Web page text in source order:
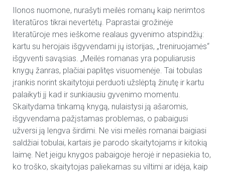
Ilonos nuomone, nurašyti meilės romanų kaip nerimtos
literatūros tikrai nevertėtų. Paprastai grožinėje
literatūroje mes ieškome realaus gyvenimo atspindžių:
kartu su herojais išgyvendami jų istorijas, „treniruojamės“
išgyventi savąsias. „Meilės romanas yra populiarusis
knygų žanras, plačiai paplitęs visuomenėje. Tai tobulas
įrankis norint skaitytojui perduoti užslėptą žinutę ir kartu
palaikyti jį kad ir sunkiausiu gyvenimo momentu.
Skaitydama tinkamą knygą, nulaistysi ją ašaromis,
išgyvendama pažįstamas problemas, o pabaigusi
užversi ją lengva širdimi. Ne visi meilės romanai baigiasi
saldžiai tobulai, kartais jie parodo skaitytojams ir kitokią
laimę. Net jeigu knygos pabaigoje herojė ir nepasiekia to,
ko troško, skaitytojas paliekamas su viltimi ar idėja, kaip